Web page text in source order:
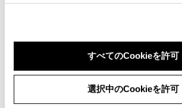
すべてのCookieを許可
選択中のCookieを許可
安全技術
関連コンテン